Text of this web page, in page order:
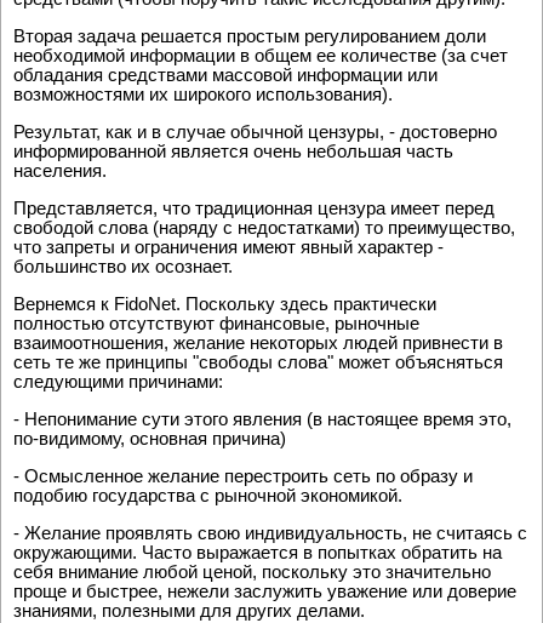
Вторая задача решается простым регулированием доли
необходимой информации в общем ее количестве (за счет
обладания средствами массовой информации или
возможностями их широкого использования).
Результат, как и в случае обычной цензуры, - достоверно
информированной является очень небольшая часть
населения.
Представляется, что традиционная цензура имеет перед
свободой слова (наряду с недостатками) то преимущество,
что запреты и ограничения имеют явный характер -
большинство их осознает.
Вернемся к FidoNet. Поскольку здесь практически
полностью отсутствуют финансовые, рыночные
взаимоотношения, желание некоторых людей привнести в
сеть те же принципы "свободы слова" может объясняться
следующими причинами:
- Непонимание сути этого явления (в настоящее время это,
по-видимому, основная причина)
- Осмысленное желание перестроить сеть по образу и
подобию государства с рыночной экономикой.
- Желание проявлять свою индивидуальность, не считаясь с
окружающими. Часто выражается в попытках обратить на
себя внимание любой ценой, поскольку это значительно
проще и быстрее, нежели заслужить уважение или доверие
знаниями, полезными для других делами.